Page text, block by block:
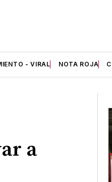
- VIRAL NOTA ROJA
a